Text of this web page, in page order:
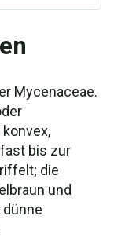
Mycenaceae.
bis zur
die
und